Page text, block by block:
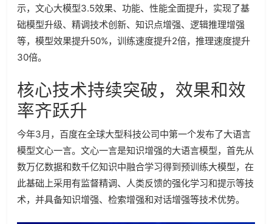
示，文心大模型3.5效果、功能、性能全面提升，实现了基
础模型升级、精调技术创新、知识点增强、逻辑推理增强
等，模型效果提升50%，训练速度提升2倍，推理速度提升
30倍。
核心技术持续突破，效果和效
率齐跃升
今年3月，百度在全球大型科技公司中第一个发布了大语言
模型文心一言。文心一言是知识增强的大语言模型，首先从
数万亿数据和数千亿知识中融合学习得到预训练大模型，在
此基础上采用有监督精调、人类反馈的强化学习和提示等技
术，并具备知识增强、检索增强和对话增强等技术优势。